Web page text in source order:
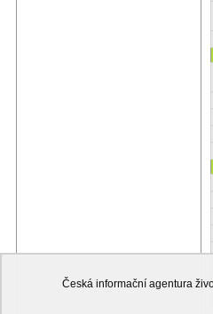
Česká informační agentura